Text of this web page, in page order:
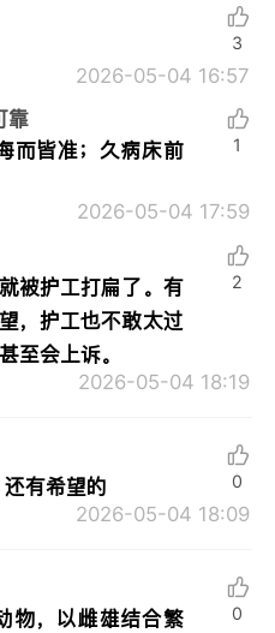
2026-05-04 16:57
3
靠
而皆准；久病床前
2026-05-04 17:59
1
被护工打扁了。有
，护工也不敢太过
至会上诉。
2026-05-04 18:19
2
有希望的
2026-05-04 18:09
0
物，以雌雄结合繁
0